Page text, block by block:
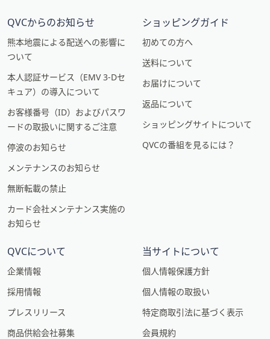
QVCからのお知らせ
熊本地震による配送への影響に
ついて
本人認証サービス（EMV 3-Dセ
キュア）の導入について
お客様番号（ID）およびパスワ
ードの取扱いに関するご注意
停波のお知らせ
メンテナンスのお知らせ
無断転載の禁止
カード会社メンテナンス実施の
お知らせ
ショッピングガイド
初めての方へ
送料について
お届けについて
返品について
ショッピングサイトについて
QVCの番組を見るには？
QVCについて
企業情報
採用情報
プレスリリース
商品供給会社募集
当サイトについて
個人情報保護方針
個人情報の取扱い
特定商取引法に基づく表示
会員規約